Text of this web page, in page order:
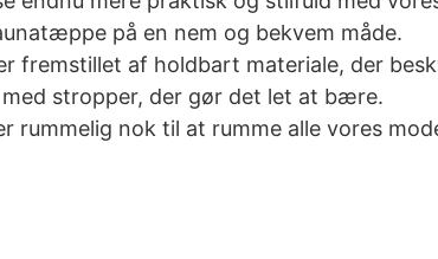
på en nem og bekvem måde.
fremstillet af holdbart materiale, der
stropper, der gør det let at bære.
rummelig nok til at rumme alle vores